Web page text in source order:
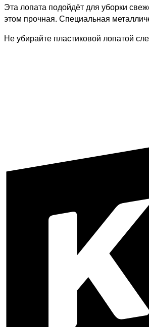
Эта лопата подойдёт для уборки
этом прочная. Специальная
Не убирайте пластиковой лопатой